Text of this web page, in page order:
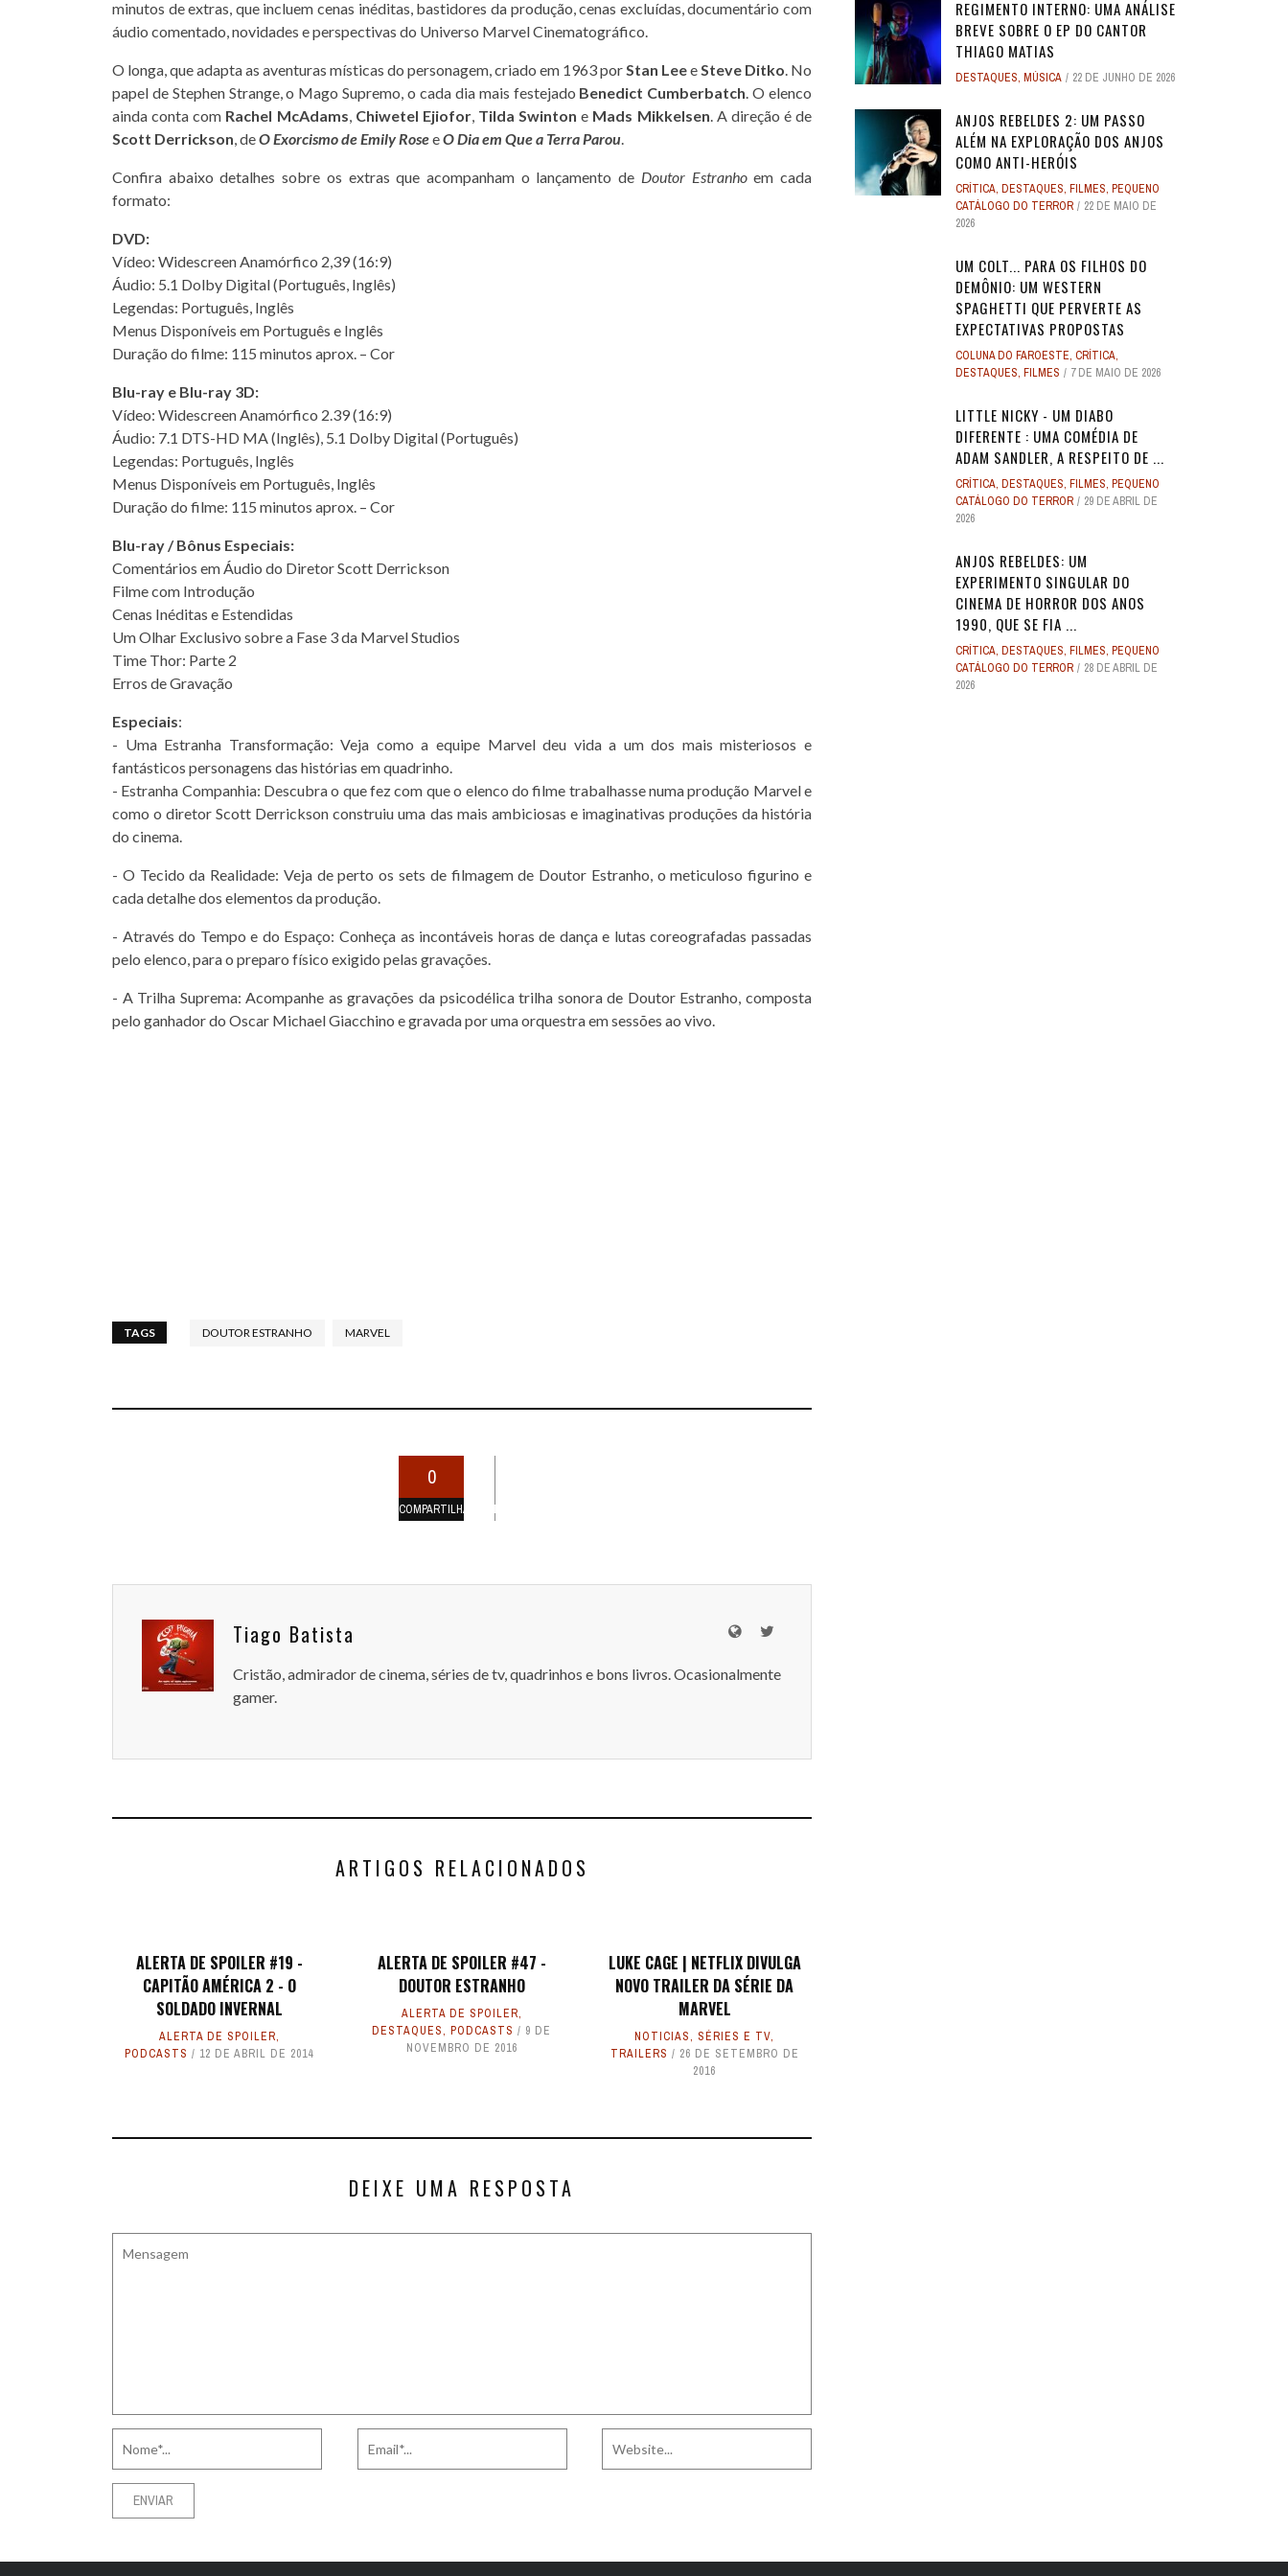
minutos de extras, que incluem cenas inéditas, bastidores da produção, cenas excluídas, documentário com
áudio comentado, novidades e perspectivas do Universo Marvel Cinematográfico.
O longa, que adapta as aventuras místicas do personagem, criado em 1963 porStan LeeeSteve Ditko. No
papel de Stephen Strange, o Mago Supremo, o cada dia mais festejado Benedict Cumberbatch. O elenco
ainda conta com Rachel McAdams, Chiwetel Ejiofor, Tilda Swinton e Mads Mikkelsen. A direção é de
Scott Derrickson, deO Exorcismo de Emily RoseeO Dia em Que a Terra Parou.
Confira abaixo detalhes sobre os extras que acompanham o lançamento de Doutor Estranhoem cada
formato:
DVD:
Vídeo: Widescreen Anamórfico 2,39 (16:9)
Áudio: 5.1 Dolby Digital (Português, Inglês)
Legendas: Português, Inglês
Menus Disponíveis em Português e Inglês
Duração do filme: 115 minutos aprox. – Cor
Blu-ray e Blu-ray 3D:
Vídeo: Widescreen Anamórfico 2.39 (16:9)
Áudio: 7.1 DTS-HD MA (Inglês), 5.1 Dolby Digital (Português)
Legendas: Português, Inglês
Menus Disponíveis em Português, Inglês
Duração do filme: 115 minutos aprox. – Cor
Blu-ray / Bônus Especiais:
Comentários em Áudio do Diretor Scott Derrickson
Filme com Introdução
Cenas Inéditas e Estendidas
Um Olhar Exclusivo sobre a Fase 3 da Marvel Studios
Time Thor: Parte 2
Erros de Gravação
Especiais:
- Uma Estranha Transformação: Veja como a equipe Marvel deu vida a um dos mais misteriosos e
fantásticos personagens das histórias em quadrinho.
- Estranha Companhia: Descubra o que fez com que o elenco do filme trabalhasse numa produção Marvel e
como o diretor Scott Derrickson construiu uma das mais ambiciosas e imaginativas produções da história
do cinema.
- O Tecido da Realidade: Veja de perto os sets de filmagem de Doutor Estranho, o meticuloso figurino e
cada detalhe dos elementos da produção.
- Através do Tempo e do Espaço: Conheça as incontáveis horas de dança e lutas coreografadas passadas
pelo elenco, para o preparo físico exigido pelas gravações.
- A Trilha Suprema: Acompanhe as gravações da psicodélica trilha sonora de Doutor Estranho, composta
pelo ganhador do Oscar Michael Giacchino e gravada por uma orquestra em sessões ao vivo.
TAGS DOUTOR ESTRANHO MARVEL
0
COMPARTILHAMENTOS
Tiago Batista
Cristão, admirador de cinema, séries de tv, quadrinhos e bons livros. Ocasionalmente
gamer.
ARTIGOS RELACIONADOS
ALERTA DE SPOILER #19 -
CAPITÃO AMÉRICA 2 - O
SOLDADO INVERNAL
ALERTA DE SPOILER,
PODCASTS
12 DE ABRIL DE 2014
ALERTA DE SPOILER #47 -
DOUTOR ESTRANHO
ALERTA DE SPOILER,
DESTAQUES,PODCASTS
9 DE
NOVEMBRO DE 2016
LUKE CAGE | NETFLIX DIVULGA
NOVO TRAILER DA SÉRIE DA
MARVEL
NOTICIAS, SÉRIES E TV,
TRAILERS
26 DE SETEMBRO DE
2016
DEIXE UMA RESPOSTA
REGIMENTO INTERNO: UMA ANÁLISE
BREVE SOBRE O EP DO CANTOR
THIAGO MATIAS
DESTAQUES, MÚSICA 22 DE JUNHO DE 2026
ANJOS REBELDES 2: UM PASSO
ALÉM NA EXPLORAÇÃO DOS ANJOS
COMO ANTI-HERÓIS
CRÍTICA, DESTAQUES, FILMES, PEQUENO
CATÁLOGO DO TERROR
22 DE MAIO DE
2026
UM COLT... PARA OS FILHOS DO
DEMÔNIO: UM WESTERN
SPAGHETTI QUE PERVERTE AS
EXPECTATIVAS PROPOSTAS
COLUNA DO FAROESTE, CRÍTICA,
DESTAQUES, FILMES 7 DE MAIO DE 2026
LITTLE NICKY - UM DIABO
DIFERENTE : UMA COMÉDIA DE
ADAM SANDLER, A RESPEITO DE ...
CRÍTICA, DESTAQUES, FILMES, PEQUENO
CATÁLOGO DO TERROR
29 DE ABRIL DE
2026
ANJOS REBELDES: UM
EXPERIMENTO SINGULAR DO
CINEMA DE HORROR DOS ANOS
1990, QUE SE FIA ...
CRÍTICA, DESTAQUES, FILMES, PEQUENO
CATÁLOGO DO TERROR
28 DE ABRIL DE
2026